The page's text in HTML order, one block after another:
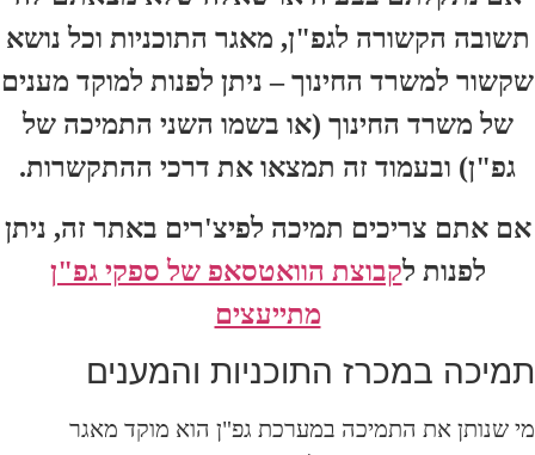
תשובה הקשורה לגפ"ן, מאגר התוכניות וכל נושא
שקשור למשרד החינוך – ניתן לפנות למוקד מענים
של משרד החינוך (או בשמו השני התמיכה של
גפ"ן) ובעמוד זה תמצאו את דרכי ההתקשרות.
אם אתם צריכים תמיכה לפיצ'רים באתר זה, ניתן
לפנות לקבוצת הוואטסאפ של ספקי גפ"ן
מתייעצים
תמיכה במכרז התוכניות והמענים
מי שנותן את התמיכה במערכת גפ"ן הוא מוקד מאגר